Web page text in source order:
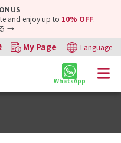
and enjoy up to 10% OFF.
→
My Page Language
WhatsApp